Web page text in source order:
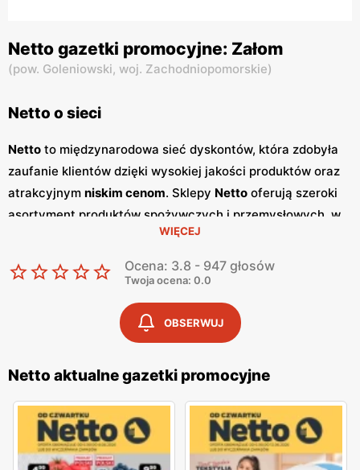
Netto gazetki promocyjne: Załom
(pow. Goleniowski, woj. Zachodniopomorskie)
Netto o sieci
Netto to międzynarodowa sieć dyskontów, która zdobyła
zaufanie klientów dzięki wysokiej jakości produktów oraz
atrakcyjnym niskim cenom. Sklepy Netto oferują szeroki
asortyment produktów spożywczych i przemysłowych, w
tym świeże owoce i warzywa, pieczywo, nabiał, mięso oraz
artykuły codziennego użytku. Klienci cenią sobie bogaty
wybór oraz częste
promocje, które umożliwiają
oszczędności na zakupach. Jednym z kluczowych
elementów strategii marketingowejNetto
gazetki promocyjne.Gazetki
najnowszepromocje
, specjalne oferty oraz sezonowe
wyprzedaże, dzięki czemu klienci mogą planować swoje
zakupy i korzystać z wyjątkowych okazji cenowych.
Publikacje te są dostępne zarówno w formie papierowej w
sklepach, jak i online, co umożliwia łatwy dostęp do
WIĘCEJ
Ocena: 3.8 - 947 głosów
Twoja ocena: 0.0
OBSERWUJ
Netto aktualne gazetki promocyjne